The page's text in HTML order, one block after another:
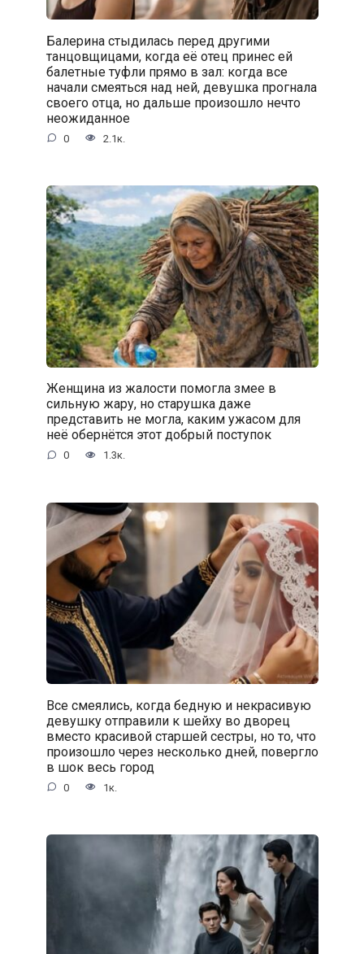
Балерина стыдилась перед другими
танцовщицами, когда её отец принес ей
балетные туфли прямо в зал: когда все
начали смеяться над ней, девушка прогнала
своего отца, но дальше произошло нечто
неожиданное
0 2.1к.
Женщина из жалости помогла змее в
сильную жару, но старушка даже
представить не могла, каким ужасом для
неё обернётся этот добрый поступок
0 1.3к.
Все смеялись, когда бедную и некрасивую
девушку отправили к шейху во дворец
вместо красивой старшей сестры, но то, что
произошло через несколько дней, повергло
в шок весь город
0 1к.